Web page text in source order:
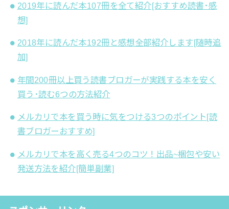
2019年に読んだ本107冊を全て紹介[おすすめ読書･感
想]
2018年に読んだ本192冊と感想全部紹介します[随時追
加]
年間200冊以上買う読書ブロガーが実践する本を安く
買う･読む6つの方法紹介
メルカリで本を買う時に気をつける3つのポイント[読
書ブロガーおすすめ]
メルカリで本を高く売る4つのコツ！出品~梱包や安い
発送方法を紹介[簡単副業]